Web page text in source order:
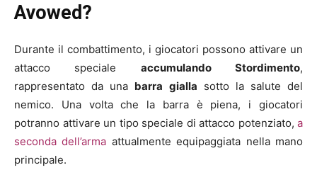
Avowed?
Durante il combattimento, i giocatori possono attivare un
attacco speciale accumulando Stordimento,
rappresentato da una barra gialla sotto la salute del
nemico. Una volta che la barra è piena, i giocatori
potranno attivare un tipo speciale di attacco potenziato, a
seconda dell’arma attualmente equipaggiata nella mano
principale.